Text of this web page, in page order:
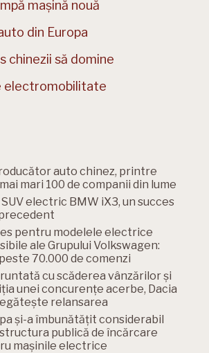
mașină nouă
din Europa
chinezii să domine
electromobilitate
auto chinez, printre
mari 100 de companii din lume
electric BMW iX3, un succes
pentru modelele electrice
ale Grupului Volkswagen:
70.000 de comenzi
cu scăderea vânzărilor și
unei concurențe acerbe, Dacia
relansarea
și-a îmbunătățit considerabil
publică de încărcare
mașinile electrice